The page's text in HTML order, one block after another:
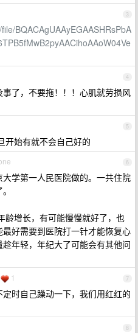
3
BQACAgUAAyEGAASHRsPbA
4
了，不要拖！！！心肌就劳损风
5
开始有就不会自己好的
6
学第一人民医院做的。一共住院
龄增长，有可能慢慢就好了，也
好需要到医院打一针才能恢复心
年轻，年纪大了可能会有其他问
7
1
时自己躁动一下，我们用红红的
8